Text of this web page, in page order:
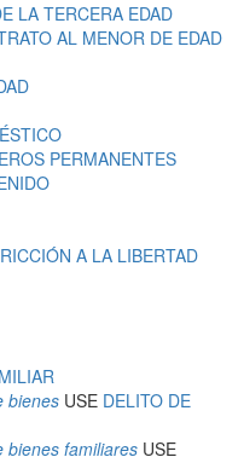
LA TERCERA EDAD
AL MENOR DE EDAD
PERMANENTES
A LA LIBERTAD
bienes USE DELITO DE
bienes familiares USE